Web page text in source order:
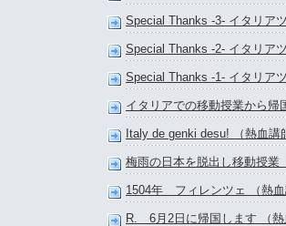
Special Thanks -3- イタリア
Special Thanks -2- イタリア
Special Thanks -1- イタリア
イタリアでの移動授業から帰
Italy de genki desu! （熱血講
梅雨の日本を脱出し移動授業
1504年 フィレンツェ （熱
R. 6月2日に帰国します （熱